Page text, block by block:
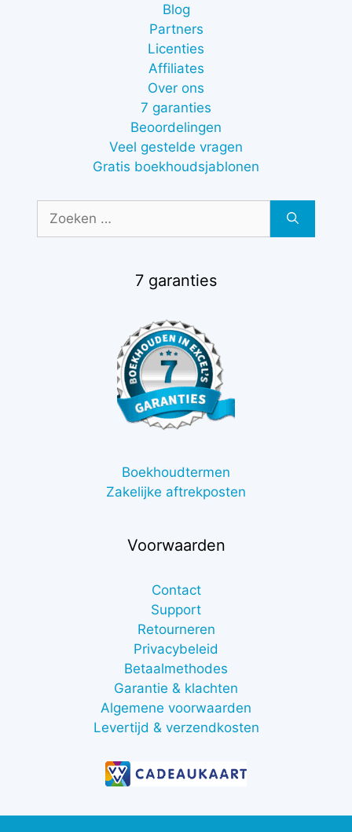
Blog
Partners
Licenties
Affiliates
Over ons
7 garanties
Beoordelingen
Veel gestelde vragen
Gratis boekhoudsjablonen
naar:
7 garanties
Boekhoudtermen
Zakelijke aftrekposten
Voorwaarden
Contact
Support
Retourneren
Privacybeleid
Betaalmethodes
Garantie & klachten
Algemene voorwaarden
Levertijd & verzendkosten